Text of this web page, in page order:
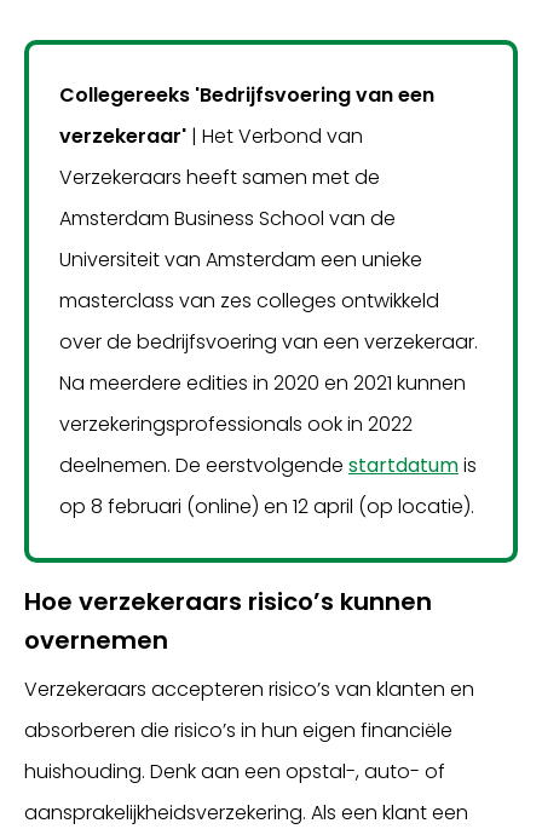
Collegereeks 'Bedrijfsvoering van een
verzekeraar' | Het Verbond van
Verzekeraars heeft samen met de
Amsterdam Business School van de
Universiteit van Amsterdam een unieke
masterclass van zes colleges ontwikkeld
over de bedrijfsvoering van een verzekeraar.
Na meerdere edities in 2020 en 2021 kunnen
verzekeringsprofessionals ook in 2022
deelnemen. De eerstvolgende startdatumis
op 8 februari (online) en 12 april (op locatie).
Hoe verzekeraars risico’s kunnen
overnemen
Verzekeraars accepteren risico’s van klanten en
absorberen die risico’s in hun eigen financiële
huishouding. Denk aan een opstal-, auto- of
aansprakelijkheidsverzekering. Als een klant een